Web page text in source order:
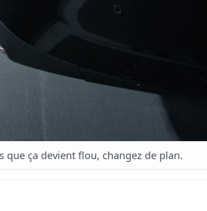
que ça devient flou, changez de plan.